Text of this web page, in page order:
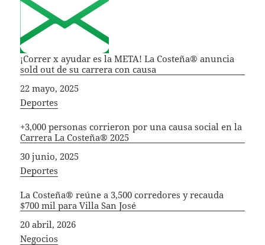
¡Correr x ayudar es la META! La Costeña® anuncia
sold out de su carrera con causa
Fecha
22 mayo, 2025
In relation to
Deportes
+3,000 personas corrieron por una causa social en la
Carrera La Costeña® 2025
Fecha
30 junio, 2025
In relation to
Deportes
La Costeña® reúne a 3,500 corredores y recauda
$700 mil para Villa San José
Fecha
20 abril, 2026
In relation to
Negocios